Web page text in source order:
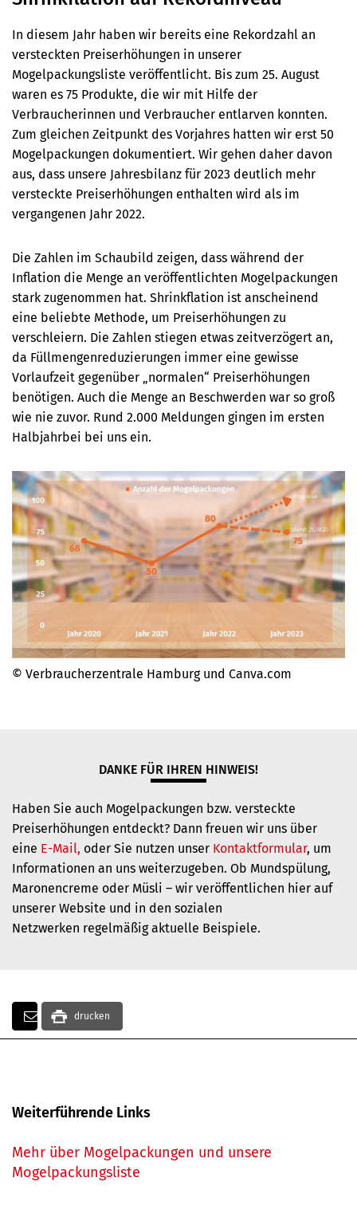
In diesem Jahr haben wir bereits eine Rekordzahl an
versteckten Preiserhöhungen in unserer
Mogelpackungsliste veröffentlicht. Bis zum 25. August
waren es 75 Produkte, die wir mit Hilfe der
Verbraucherinnen und Verbraucher entlarven konnten.
Zum gleichen Zeitpunkt des Vorjahres hatten wir erst 50
Mogelpackungen dokumentiert. Wir gehen daher davon
aus, dass unsere Jahresbilanz für 2023 deutlich mehr
versteckte Preiserhöhungen enthalten wird als im
vergangenen Jahr 2022.
Die Zahlen im Schaubild zeigen, dass während der
Inflation die Menge an veröffentlichten Mogelpackungen
stark zugenommen hat. Shrinkflation ist anscheinend
eine beliebte Methode, um Preiserhöhungen zu
verschleiern. Die Zahlen stiegen etwas zeitverzögert an,
da Füllmengenreduzierungen immer eine gewisse
Vorlaufzeit gegenüber „normalen“ Preiserhöhungen
benötigen. Auch die Menge an Beschwerden war so groß
wie nie zuvor. Rund 2.000 Meldungen gingen im ersten
Halbjahrbei bei uns ein.
© Verbraucherzentrale Hamburg und Canva.com
DANKE FÜR IHREN HINWEIS!
Haben Sie auch Mogelpackungen bzw. versteckte
Preiserhöhungen entdeckt? Dann freuen wir uns über
eine E-Mail, oder Sie nutzen unser Kontaktformular, um
Informationen an uns weiterzugeben. Ob Mundspülung,
Maronencreme oder Müsli – wir veröffentlichen hier auf
unserer Website und in den sozialen
Netzwerken regelmäßig aktuelle Beispiele.
drucken
Weiterführende Links
Mehr über Mogelpackungen und unsere
Mogelpackungsliste